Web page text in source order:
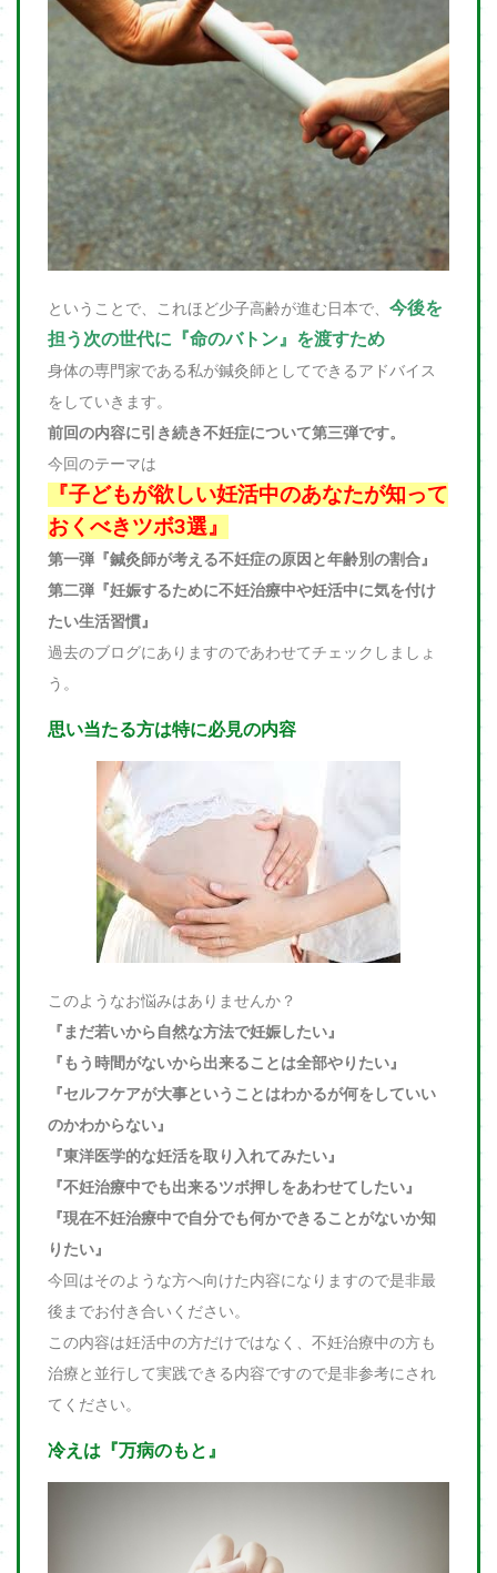
ということで、これほど少子高齢が進む日本で、 今後を
担う次の世代に『命のバトン』を渡すため
身体の専門家である私が鍼灸師としてできるアドバイス
をしていきます。
前回の内容に引き続き不妊症について第三弾です。
今回のテーマは
『子どもが欲しい妊活中のあなたが知って
おくべきツボ3選』
第一弾『鍼灸師が考える不妊症の原因と年齢別の割合』
第二弾『妊娠するために不妊治療中や妊活中に気を付け
たい生活習慣』
過去のブログにありますのであわせてチェックしましょ
う。
思い当たる方は特に必見の内容
このようなお悩みはありませんか？
『まだ若いから自然な方法で妊娠したい』
『もう時間がないから出来ることは全部やりたい』
『セルフケアが大事ということはわかるが何をしていい
のかわからない』
『東洋医学的な妊活を取り入れてみたい』
『不妊治療中でも出来るツボ押しをあわせてしたい』
『現在不妊治療中で自分でも何かできることがないか知
りたい』
今回はそのような方へ向けた内容になりますので是非最
後までお付き合いください。
この内容は妊活中の方だけではなく、不妊治療中の方も
治療と並行して実践できる内容ですので是非参考にされ
てください。
冷えは『万病のもと』